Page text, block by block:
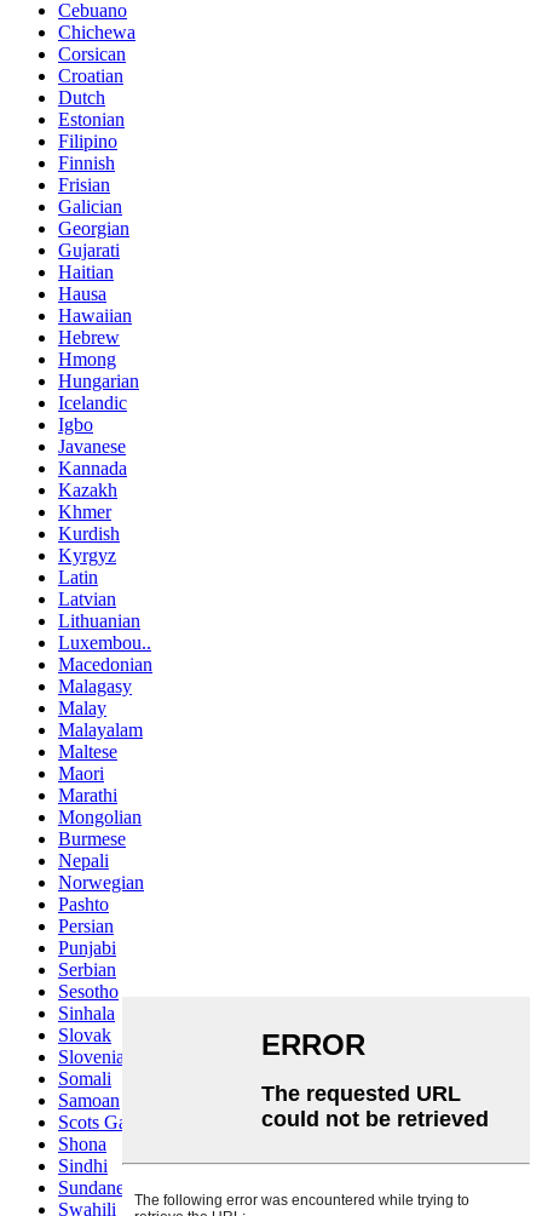
Cebuano
Chichewa
Corsican
Croatian
Dutch
Estonian
Filipino
Finnish
Frisian
Galician
Georgian
Gujarati
Haitian
Hausa
Hawaiian
Hebrew
Hmong
Hungarian
Icelandic
Igbo
Javanese
Kannada
Kazakh
Khmer
Kurdish
Kyrgyz
Latin
Latvian
Lithuanian
Luxembou..
Macedonian
Malagasy
Malay
Malayalam
Maltese
Maori
Marathi
Mongolian
Burmese
Nepali
Norwegian
Pashto
Persian
Punjabi
Serbian
Sesotho
Sinhala
Slovak
Slovenian
Somali
Samoan
Scots Gaelic
Shona
Sindhi
Sundanese
Swahili